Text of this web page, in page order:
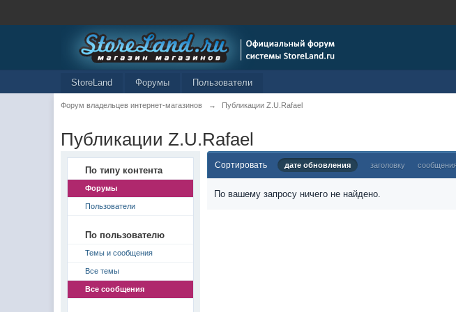
StoreLand Форумы Пользователи
Форум владельцев интернет-магазинов → Публикации Z.U.Rafael
Публикации Z.U.Rafael
По типу контента
Форумы
Пользователи
По пользователю
Темы и сообщения
Все темы
Все сообщения
Сортировать дате обновления заголовку
По вашему запросу ничего не найдено.